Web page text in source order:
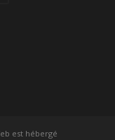
est hébergé